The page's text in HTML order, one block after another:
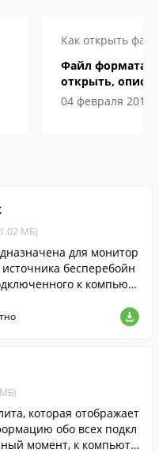
Как открыть файл
Файл формата
открыть,
особенности
04 февраля 2019
МБ)
для монитор
бесперебойн
к компьют
Megatec.
которая отображает
обо всех подкл
момент, к компьюте